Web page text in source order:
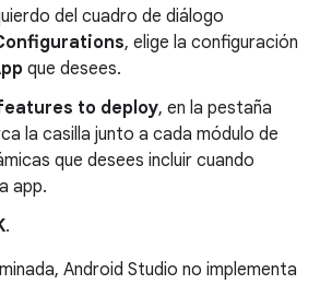
del cuadro de diálogo
, elige la configuración
que desees.
to deploy, en la pestaña
la casilla junto a cada módulo de
que desees incluir cuando
app.
.
Android Studio no implementa